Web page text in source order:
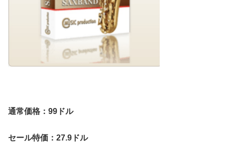
通常価格：99ドル
セール特価：27.9ドル